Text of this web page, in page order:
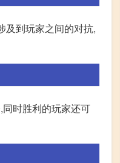
及到玩家之间的对抗,
时胜利的玩家还可